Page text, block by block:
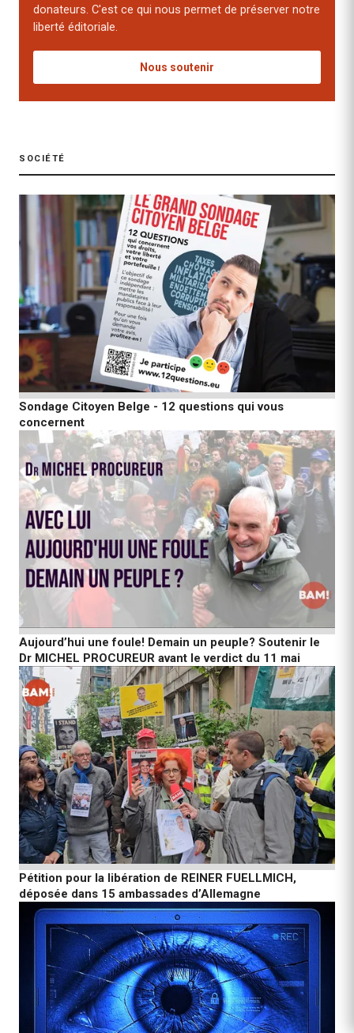
donateurs. C'est ce qui nous permet de préserver notre
liberté éditoriale.
Nous soutenir
SOCIÉTÉ
Sondage Citoyen Belge - 12 questions qui vous
concernent
Aujourd’hui une foule! Demain un peuple? Soutenir le
Dr MICHEL PROCUREUR avant le verdict du 11 mai
Pétition pour la libération de REINER FUELLMICH,
déposée dans 15 ambassades d’Allemagne